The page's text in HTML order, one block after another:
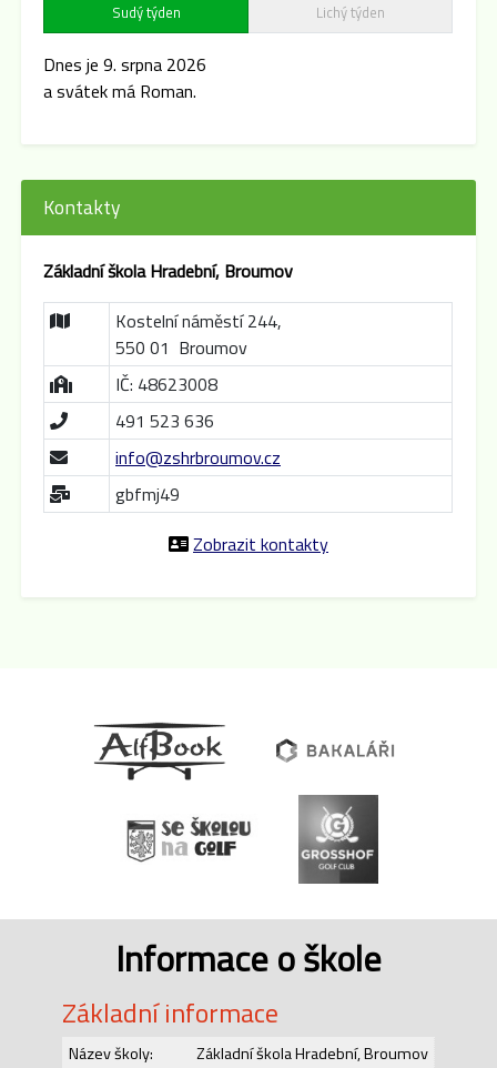
Sudý týden Lichý týden
Dnes je 9. srpna 2026
a svátek má Roman.
Kontakty
Základní škola Hradební, Broumov
Kostelní náměstí 244,
550 01 Broumov
IČ: 48623008
491 523 636
info@zshrbroumov.cz
gbfmj49
Zobrazit kontakty
Informace o škole
Základní informace
Název školy:
Základní škola Hradební, Broumov